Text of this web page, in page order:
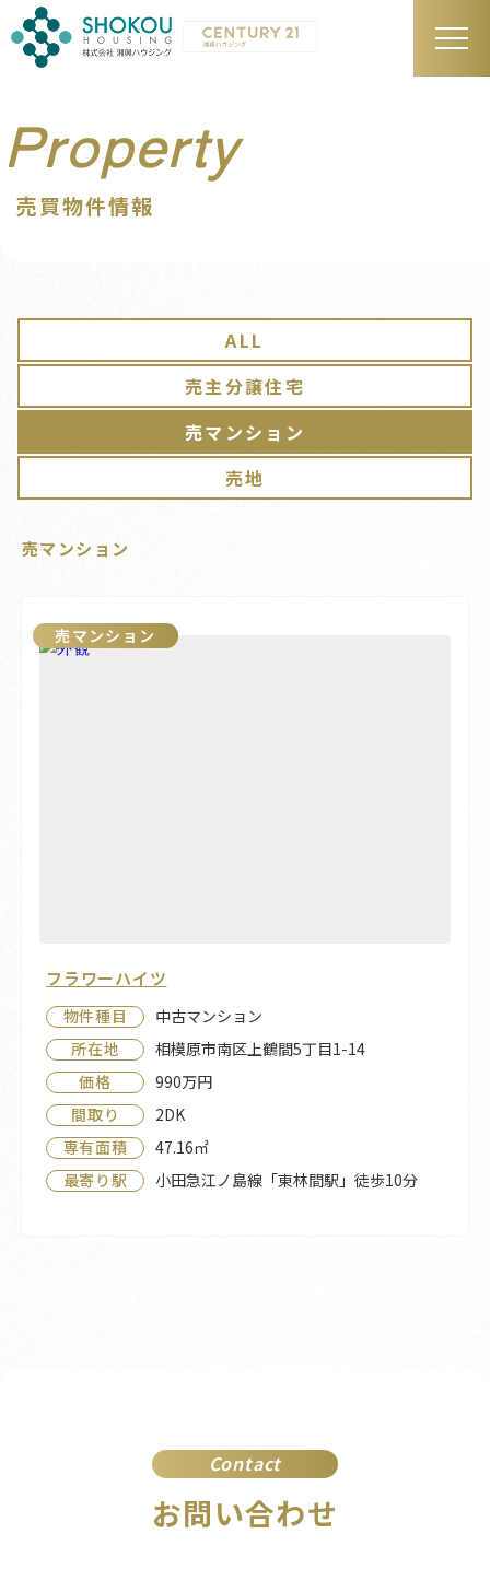
Property
売買物件情報
ALL
売主分譲住宅
売マンション
売地
売マンション
売マンション
フラワーハイツ
物件種目
中古マンション
所在地
相模原市南区上鶴間5丁目1-14
価格
990万円
間取り
2DK
専有面積
47.16㎡
最寄り駅
小田急江ノ島線「東林間駅」徒歩10分
Contact
お問い合わせ